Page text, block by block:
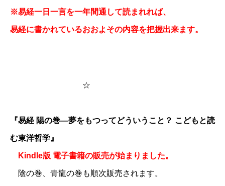
※易経一日一言を一年間通して読まれれば、
易経に書かれているおおよその内容を把握出来ます。
☆
『易経 陽の巻―夢をもつってどういうこと？ こどもと読
む東洋哲学』
Kindle版 電子書籍の販売が始まりました。
陰の巻、青龍の巻も順次販売されます。